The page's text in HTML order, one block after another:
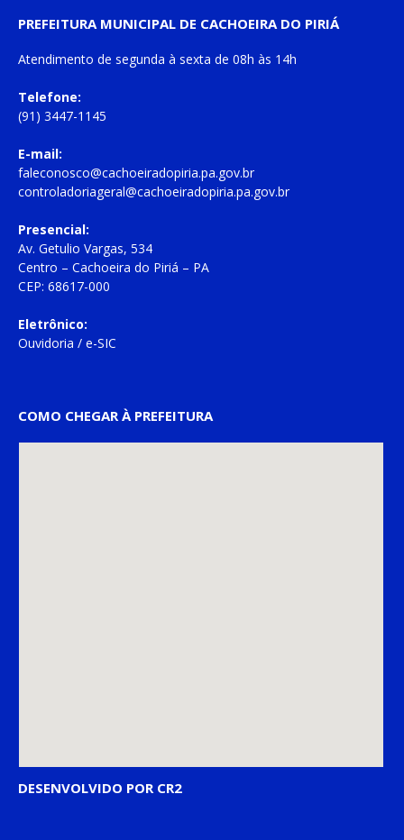
PREFEITURA MUNICIPAL DE CACHOEIRA DO PIRIÁ
Atendimento de segunda à sexta de 08h às 14h
Telefone:
(91) 3447-1145
E-mail:
faleconosco@cachoeiradopiria.pa.gov.br
controladoriageral@cachoeiradopiria.pa.gov.br
Presencial:
Av. Getulio Vargas, 534
Centro – Cachoeira do Piriá – PA
CEP: 68617-000
Eletrônico:
Ouvidoria / e-SIC
COMO CHEGAR À PREFEITURA
DESENVOLVIDO POR CR2